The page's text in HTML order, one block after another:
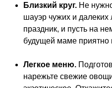
Близкий круг. Не
шауэр чужих и
праздник, и пусть на
будущей маме приятно
Легкое меню.
нарежьте свежие